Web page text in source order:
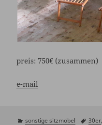
preis: 750€ (zusammen)
e-mail
kategorien
sonstige sitzmöbel 30er,